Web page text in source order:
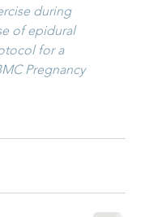
during
of epidural
for a
Pregnancy